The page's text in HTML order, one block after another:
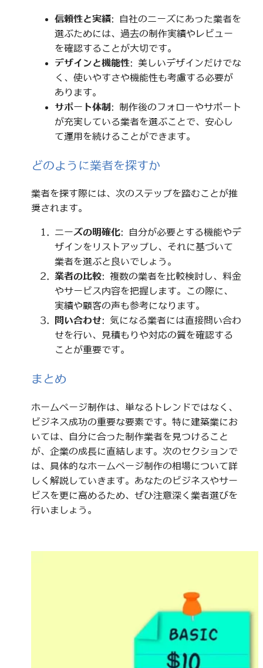
信頼性と実績: 自社のニーズにあった業者を
選ぶためには、過去の制作実績やレビュー
を確認することが大切です。
デザインと機能性: 美しいデザインだけでな
く、使いやすさや機能性も考慮する必要が
あります。
サポート体制 : 制作後のフォローやサポート
が充実している業者を選ぶことで、安心し
て運用を続けることができます。
どのように業者を探すか
業者を探す際には、次のステップを踏むことが推
奨されます。
ニーズの明確化: 自分が必要とする機能やデ
ザインをリストアップし、それに基づいて
業者を選ぶと良いでしょう。
業者の比較: 複数の業者を比較検討し、料金
やサービス内容を把握します。この際に、
実績や顧客の声も参考になります。
問い合わせ: 気になる業者には直接問い合わ
せを行い、見積もりや対応の質を確認する
ことが重要です。
まとめ
ホームページ制作は、単なるトレンドではなく、
ビジネス成功の重要な要素です。特に建築業にお
いては、自分に合った制作業者を見つけること
が、企業の成長に直結します。次のセクションで
は、具体的なホームページ制作の相場について詳
しく解説していきます。あなたのビジネスやサー
ビスを更に高めるため、ぜひ注意深く業者選びを
行いましょう。